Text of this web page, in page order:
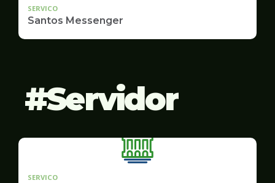
SERVICO
Santos Messenger
Servidor
SERVICO